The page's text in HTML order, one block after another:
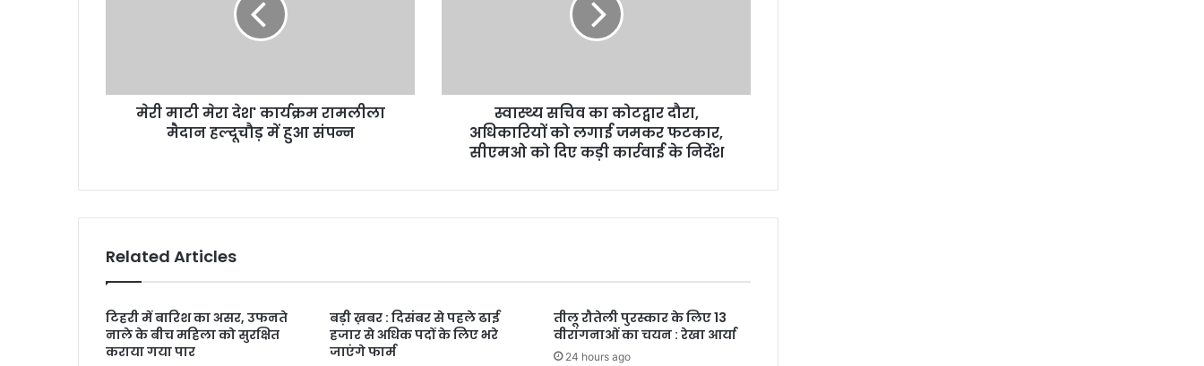
में
मेरी माटी मेरा देश' कार्यक्रम रामलीला
मैदान हल्दूचौड़ में हुआ संपन्न
जमकर
सीएमओ
कड़ी
स्वास्थ्य सचिव का कोटद्वार दौरा,
अधिकारियों को लगाई जमकर फटकार,
सीएमओ को दिए कड़ी कार्रवाई के निर्देश
Related Articles
टिहरी में बारिश का असर, उफनते
नाले के बीच महिला को सुरक्षित
कराया गया पार
बड़ी ख़बर : दिसंबर से पहले ढाई
हजार से अधिक पदों के लिए भरे
जाएंगे फार्म
तीलू रौतेली पुरस्कार के लिए 13
वीरांगनाओं का चयन : रेखा आर्या
24 hours ago